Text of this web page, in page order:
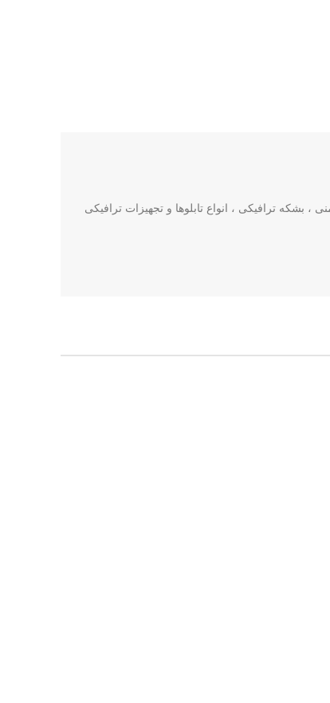
بشکه ترافیکی ، انواع تابلوها و تجهیزات ترافیکی